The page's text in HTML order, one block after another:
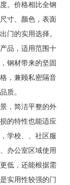
。价格相比全钢
寸、颜色，表面
门的实用选择。
品，适用范围十
钢材带来的坚固
，兼顾私密隔音
质。
，简洁平整的外
的特性也能适应
学校、、社区服
办公室区域使用
低，还能根据需
实用性较强的门